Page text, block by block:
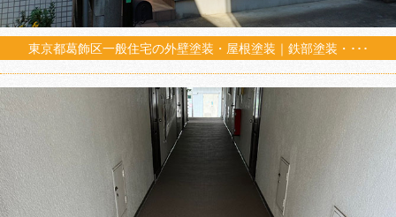
東京都葛飾区一般住宅の外壁塗装・屋根塗装｜鉄部塗装・･･･